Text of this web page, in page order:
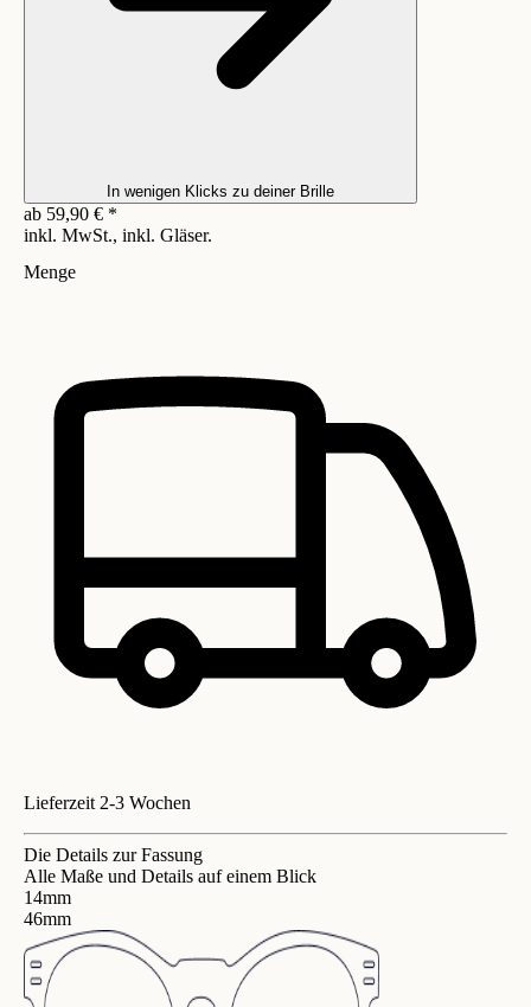
In wenigen Klicks zu deiner Brille
ab 59,90 € *
inkl. MwSt., inkl. Gläser.
Menge
Lieferzeit 2-3 Wochen
Die Details zur Fassung
Alle Maße und Details auf einem Blick
14mm
46mm